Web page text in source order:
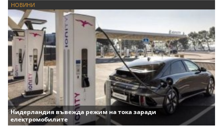
НОВИНИ
Нидерландия въвежда режим на тока заради
електромобилите